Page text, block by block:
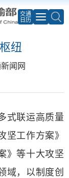
交通
日历
纽
闻网
式联运高质量
坚工作方案》
》等十大攻坚
域，以制度创